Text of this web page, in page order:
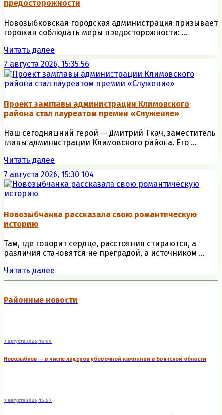
предосторожности
Новозыбковская городская администрация призывает
горожан соблюдать меры предосторожности: ...
Читать далее
7 августа 2026, 15:35 56
Проект замглавы администрации Климовского
района стал лауреатом премии «Служение»
Наш сегодняшний герой — Дмитрий Ткач, заместитель
главы администрации Климовского района. Его ...
Читать далее
7 августа 2026, 15:30 104
Новозыбчанка рассказала свою романтическую
историю
Там, где говорит сердце, расстояния стираются, а
различия становятся не преградой, а источником ...
Читать далее
Районные новости
7 августа 2026, 16:00
Новозыбков — в числе лидеров уборочной кампании в Брянской области
7 августа 2026, 15:57